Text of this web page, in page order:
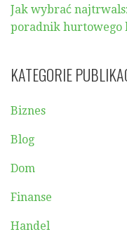
Jak wybrać
poradnik hurtowego
KATEGORIE
Biznes
Blog
Dom
Finanse
Handel